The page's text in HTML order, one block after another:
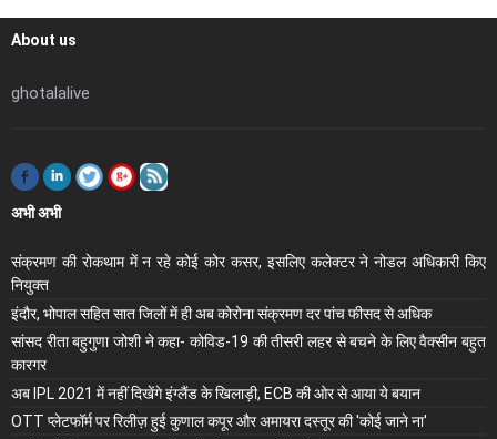
About us
ghotalalive
अभी अभी
संक्रमण की रोकथाम में न रहे कोई कोर कसर, इसलिए कलेक्‍टर ने नोडल अधिकारी किए
नियुक्‍त
इंदौर, भोपाल सहित सात जिलों में ही अब कोरोना संक्रमण दर पांच फीसद से अधिक
सांसद रीता बहुगुणा जोशी ने कहा- कोविड-19 की तीसरी लहर से बचने के लिए वैक्सीन बहुत
कारगर
अब IPL 2021 में नहीं दिखेंगे इंग्लैंड के खिलाड़ी, ECB की ओर से आया ये बयान
OTT प्लेटफॉर्म पर रिलीज़ हुई कुणाल कपूर और अमायरा दस्तूर की 'कोई जाने ना'